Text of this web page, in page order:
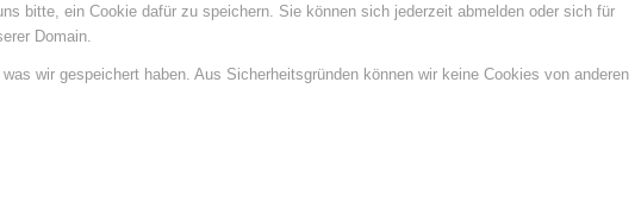
bitte, ein Cookie dafür zu speichern. Sie können sich jederzeit abmelden oder sich für
Domain.
wir gespeichert haben. Aus Sicherheitsgründen können wir keine Cookies von anderen